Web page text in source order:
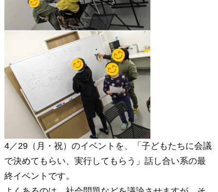
見
教
室）
4／29（月・祝）のイベントを、「子どもたちに会議
で決めてもらい、実行してもらう」話し合い系の最
終イベントです。